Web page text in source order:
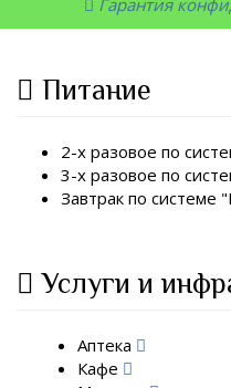
Гарантия
Питание
2-х разовое по
3-х разовое по
Завтрак по системе
Услуги и
Аптека
Кафе